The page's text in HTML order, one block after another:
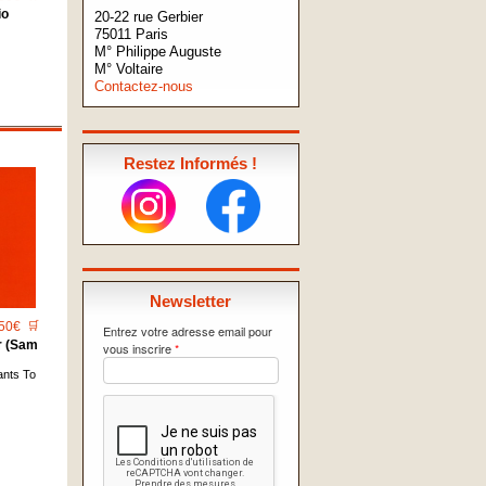
20-22 rue Gerbier
75011 Paris
M° Philippe Auguste
M° Voltaire
Contactez-nous
Restez Informés !
Newsletter
Entrez votre adresse email pour
vous inscrire*
🛒
(Sam
To